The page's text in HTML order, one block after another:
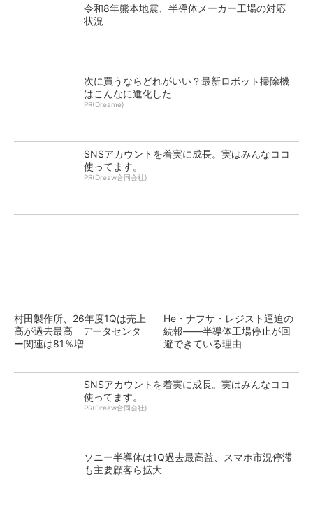
令和8年熊本地震、半導体メーカー工場の対応
状況
次に買うならどれがいい？最新ロボット掃除機
はこんなに進化した
PR(Dreame)
SNSアカウントを着実に成長。実はみんなココ
使ってます。
PR(Dreaw合同会社)
村田製作所、26年度1Qは売上
高が過去最高 データセンタ
ー関連は81％増
He・ナフサ・レジスト逼迫の
続報――半導体工場停止が回
避できている理由
SNSアカウントを着実に成長。実はみんなココ
使ってます。
PR(Dreaw合同会社)
ソニー半導体は1Q過去最高益、スマホ市況停滞
も主要顧客ら拡大